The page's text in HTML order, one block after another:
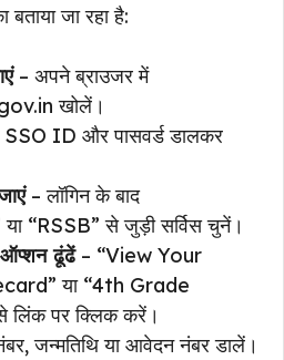
जा रहा है:
– अपने ब्राउजर में
खोलें।
ID और पासवर्ड डालकर
– लॉगिन के बाद
“RSSB” से जुड़ी सर्विस चुनें।
ऑप्शन ढूंढें– “View Your
या “4th Grade
पर क्लिक करें।
जन्मतिथि या आवेदन नंबर डालें।